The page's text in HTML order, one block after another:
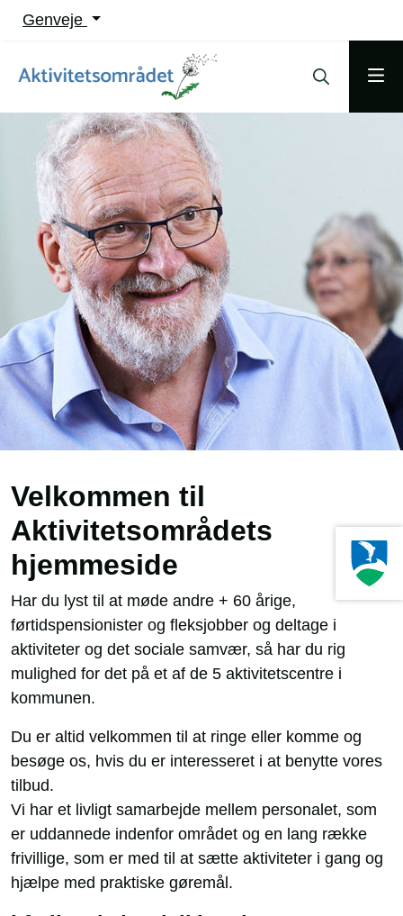
Genveje
Velkommen til
Aktivitetsområdets
hjemmeside
Har du lyst til at møde andre + 60 årige,
førtidspensionister og fleksjobber og deltage i
aktiviteter og det sociale samvær, så har du rig
mulighed for det på et af de 5 aktivitetscentre i
kommunen.
Du er altid velkommen til at ringe eller komme og
besøge os, hvis du er interesseret i at benytte vores
tilbud.
Vi har et livligt samarbejde mellem personalet, som
er uddannede indenfor området og en lang række
frivillige, som er med til at sætte aktiviteter i gang og
hjælpe med praktiske gøremål.